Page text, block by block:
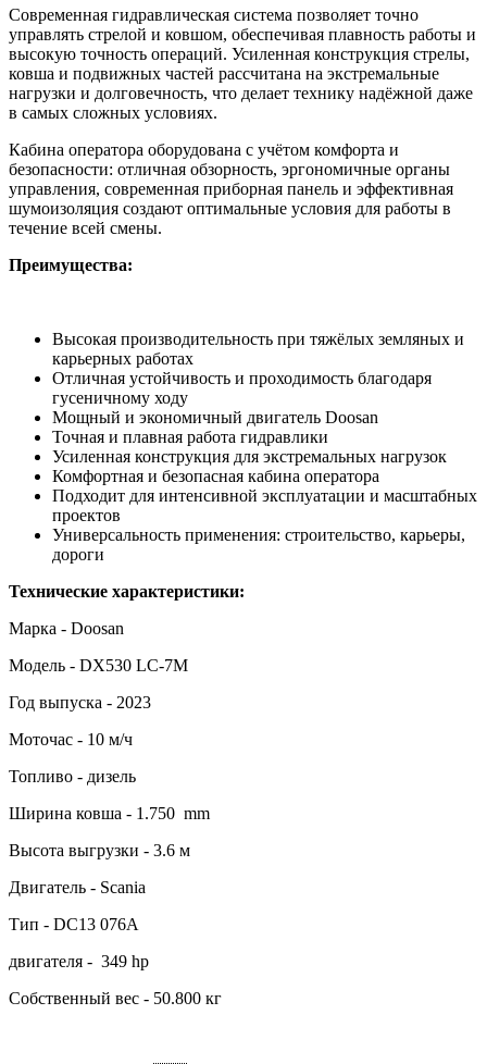
Современная гидравлическая система позволяет точно
управлять стрелой и ковшом, обеспечивая плавность работы и
высокую точность операций. Усиленная конструкция стрелы,
ковша и подвижных частей рассчитана на экстремальные
нагрузки и долговечность, что делает технику надёжной даже
в самых сложных условиях.
Кабина оператора оборудована с учётом комфорта и
безопасности: отличная обзорность, эргономичные органы
управления, современная приборная панель и эффективная
шумоизоляция создают оптимальные условия для работы в
течение всей смены.
Преимущества:
Высокая производительность при тяжёлых земляных и
карьерных работах
Отличная устойчивость и проходимость благодаря
гусеничному ходу
Мощный и экономичный двигатель Doosan
Точная и плавная работа гидравлики
Усиленная конструкция для экстремальных нагрузок
Комфортная и безопасная кабина оператора
Подходит для интенсивной эксплуатации и масштабных
проектов
Универсальность применения: строительство, карьеры,
дороги
Технические характеристики:
Марка - Doosan
Модель - DX530 LC-7M
Год выпуска - 2023
Моточас - 10 м/ч
Топливо - дизель
Ширина ковша - 1.750 mm
Высота выгрузки - 3.6 м
Двигатель - Scania
Тип - DC13 076A
двигателя - 349 hp
Собственный вес - 50.800 кг